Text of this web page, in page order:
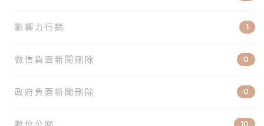
影響力行銷 1
微信負面新聞刪除 0
政府負面新聞刪除 0
數位公關 10